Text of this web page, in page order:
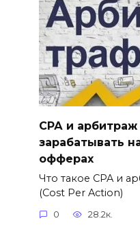
СРА и арбитраж
зарабатывать
офферах
Что такое CPA и
(Cost Per Action)
0 28.2к.